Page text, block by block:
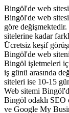
Bingöl'de web
Bingöl'de web
göre
sitelerine kadar
Ücretsiz keşif
Bingöl'de web
Bingöl işletmeleri
iş günü arasında
siteleri ise 10-15
Web sitemi
Bingöl odaklı SEO
ve Google My